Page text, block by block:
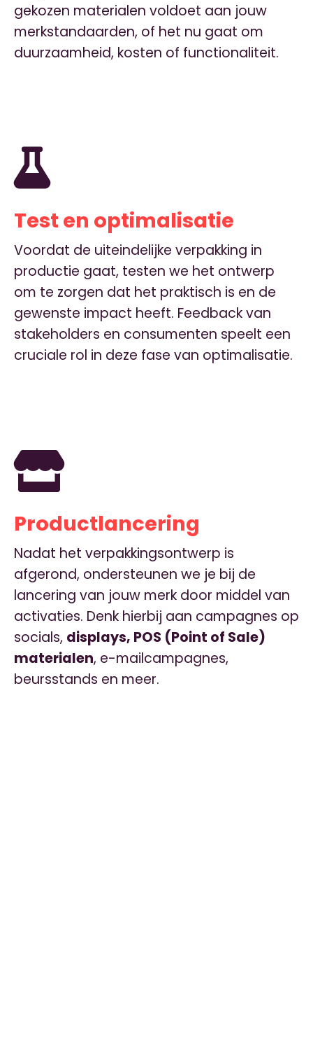
gekozen materialen voldoet aan jouw
merkstandaarden, of het nu gaat om
duurzaamheid, kosten of functionaliteit.
Test en optimalisatie
Voordat de uiteindelijke verpakking in
productie gaat, testen we het ontwerp
om te zorgen dat het praktisch is en de
gewenste impact heeft. Feedback van
stakeholders en consumenten speelt een
cruciale rol in deze fase van optimalisatie.
Productlancering
Nadat het verpakkingsontwerp is
afgerond, ondersteunen we je bij de
lancering van jouw merk door middel van
activaties. Denk hierbij aan campagnes op
socials, displays, POS (Point of Sale)
materialen, e-mailcampagnes,
beursstands en meer.